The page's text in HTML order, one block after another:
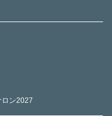
ロン2027